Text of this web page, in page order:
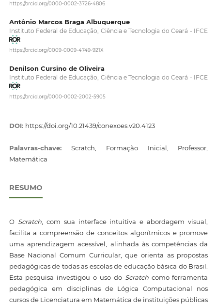
https://orcid.org/0000-0002-3726-4806
Antônio Marcos Braga Albuquerque
Instituto Federal de Educação, Ciência e Tecnologia do Ceará - IFCE
https://orcid.org/0009-0009-4749-921X
Denilson Cursino de Oliveira
Instituto Federal de Educação, Ciência e Tecnologia do Ceará - IFCE
https://orcid.org/0000-0002-2002-5905
DOI: https://doi.org/10.21439/conexoes.v20.4123
Palavras-chave:Scratch, Formação Inicial, Professor,
Matemática
RESUMO
O Scratch, com sua interface intuitiva e abordagem visual,
facilita a compreensão de conceitos algorítmicos e promove
uma aprendizagem acessível, alinhada às competências da
Base Nacional Comum Curricular, que orienta as propostas
pedagógicas de todas as escolas de educação básica do Brasil.
Esta pesquisa investigou o uso do Scratchcomo ferramenta
pedagógica em disciplinas de Lógica Computacional nos
cursos de Licenciatura em Matemática de instituições públicas